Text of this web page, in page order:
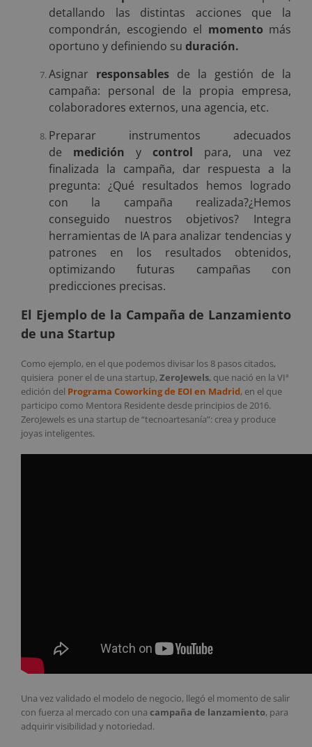
detallando las distintas acciones que la
compondrán, escogiendo el momento más
oportuno y definiendo su duración.
Asignar responsables de la gestión de la
campaña: personal de la propia empresa,
colaboradores externos, una agencia, etc.
Preparar instrumentos adecuados
de medición y control para, una vez
finalizada la campaña, dar respuesta a la
pregunta: ¿Qué resultados hemos logrado
con la campaña realizada?¿Hemos
conseguido nuestros objetivos? Integra
herramientas de IA para analizar tendencias y
patrones en los resultados obtenidos,
optimizando futuras campañas con
predicciones precisas.
El Ejemplo de la Campaña de Lanzamiento
de una Startup
Como ejemplo, en el que podemos divisar los 8 pasos citados,
quisiera poner el de una startup, ZeroJewels, que nació en la VIª
edición del Programa Coworking de EOI en Madrid, en el que
participo como Mentora Residente desde principios de 2016.
ZeroJewels es una startup de “tecnoartesanía”: crea y produce
joyas inteligentes.
Una vez validado el modelo de negocio, llegó el momento de salir
con fuerza al mercado con una campaña de lanzamiento, para
adquirir visibilidad y notoriedad.